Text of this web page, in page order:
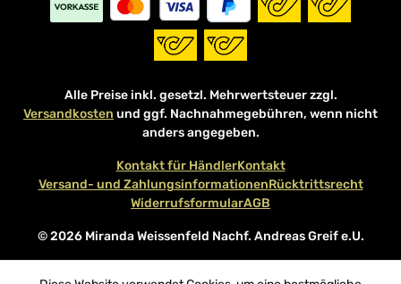
Alle Preise inkl. gesetzl. Mehrwertsteuer zzgl.
Versandkosten und ggf. Nachnahmegebühren, wenn nicht
anders angegeben.
© 2026 Miranda Weissenfeld Nachf. Andreas Greif e.U.
Kontakt für HändlerKontakt
Versand- und ZahlungsinformationenRücktrittsrecht
WiderrufsformularAGB